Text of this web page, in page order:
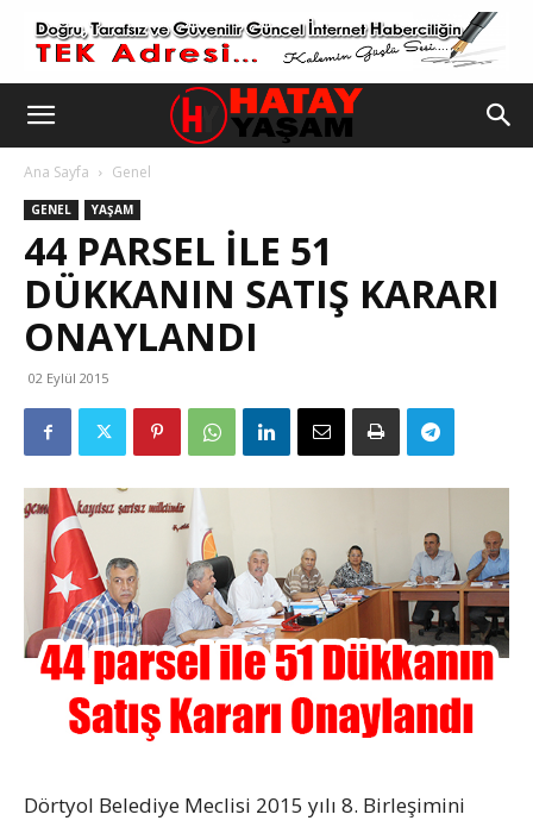
Ana Sayfa Genel
GENEL YAŞAM
44 PARSEL ILE 51
DÜKKANIN SATIŞ KARARI
ONAYLANDI
02 Eylül 2015
Dörtyol Belediye Meclisi 2015 yılı 8. Birleşimini